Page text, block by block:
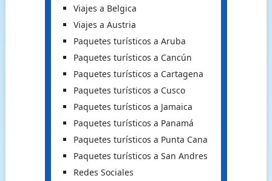
Viajes a Belgica
Viajes a Austria
Paquetes turísticos a Aruba
Paquetes turísticos a Cancún
Paquetes turísticos a Cartagena
Paquetes turísticos a Cusco
Paquetes turísticos a Jamaica
Paquetes turísticos a Panamá
Paquetes turísticos a Punta Cana
Paquetes turísticos a San Andres
Redes Sociales